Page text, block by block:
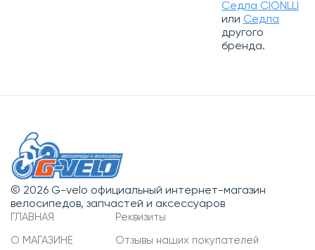
Седла CIONLLI
или Седла
другого
бренда.
© 2026 G-velo официальный интернет-магазин
велосипедов, запчастей и аксессуаров
ГЛАВНАЯ
О МАГАЗИНЕ
Реквизиты
Отзывы наших покупателей